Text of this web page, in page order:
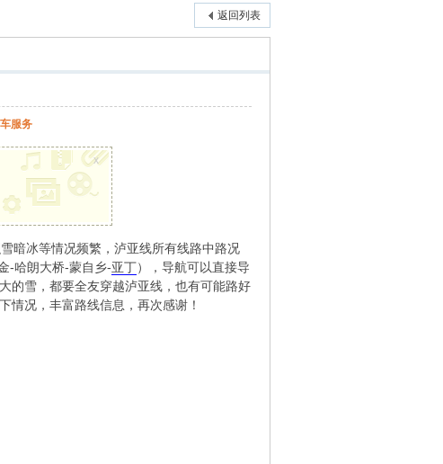
返回列表
服务
x
暗冰等情况频繁，泸亚线所有线路中路况
-哈朗大桥-蒙自乡-亚丁），导航可以直接导
的雪，都要全友穿越泸亚线，也有可能路好
情况，丰富路线信息，再次感谢！